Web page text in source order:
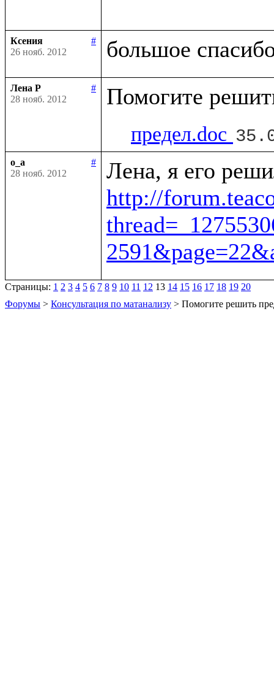
Ксения
#
26 нояб. 2012
Лена Р
#
28 нояб. 2012
предел.doc
o_a
#
28 нояб. 2012
http://
Страницы: 1 2 3 4 5 6 7 8 9 10 11 12 13 14 15 16 17 18 19 20
Форумы > Консультация по матанализу > Помогите решить